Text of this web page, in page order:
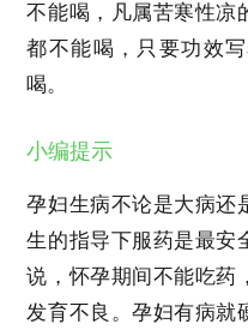
不能喝，凡属苦寒性凉
都不能喝，只要功效
喝。
小编提示
孕妇生病不论是大病还
生的指导下服药是最安
说，怀孕期间不能吃药
发育不良。孕妇有病就